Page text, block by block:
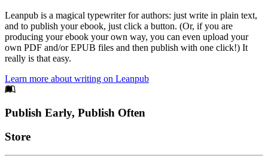
Leanpub is a magical typewriter for authors: just write in plain text,
and to publish your ebook, just click a button. (Or, if you are
producing your ebook your own way, you can even upload your
own PDF and/or EPUB files and then publish with one click!) It
really is that easy.
Learn more about writing on Leanpub
Footer
Publish Early, Publish Often
Links
Store